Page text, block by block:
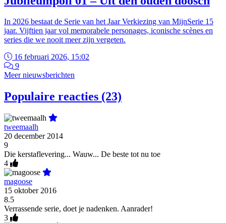
In 2026 bestaat de Serie van het Jaar Verkiezing van MijnSerie 15
jaar. Vijftien jaar vol memorabele personages, iconische scènes en
series die we nooit meer zijn vergeten.
16 februari 2026, 15:02
9
Meer nieuwsberichten
Populaire reacties (23)
tweemaalh
20 december 2014
9
Die kerstaflevering... Wauw... De beste tot nu toe
4
magoose
15 oktober 2016
8.5
Verrassende serie, doet je nadenken. Aanrader!
3